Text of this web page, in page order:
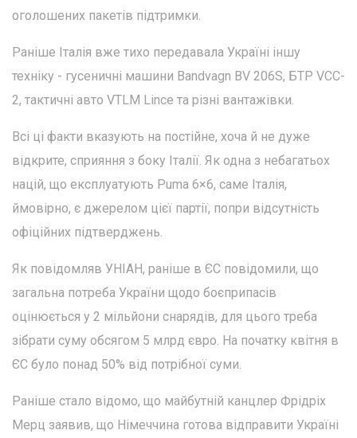
оголошених пакетів підтримки.
Раніше Італія вже тихо передавала Україні іншу
техніку - гусеничні машини Bandvagn BV 206S, БТР VCC-
2, тактичні авто VTLM Lince та різні вантажівки.
Всі ці факти вказують на постійне, хоча й не дуже
відкрите, сприяння з боку Італії. Як одна з небагатьох
націй, що експлуатують Puma 6×6, саме Італія,
ймовірно, є джерелом цієї партії, попри відсутність
офіційних підтверджень.
Як повідомляв УНІАН, раніше в ЄС повідомили, що
загальна потреба України щодо боєприпасів
оцінюється у 2 мільйони снарядів, для цього треба
зібрати суму обсягом 5 млрд євро. На початку квітня в
ЄС було понад 50% від потрібної суми.
Раніше стало відомо, що майбутній канцлер Фрідріх
Мерц заявив, що Німеччина готова відправити Україні